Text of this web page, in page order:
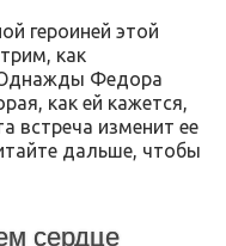
героиней этой
как
Однажды Федора
как ей кажется,
встреча изменит ее
дальше, чтобы
сердце